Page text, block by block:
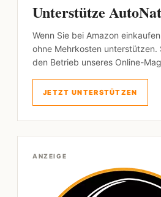
Unterstütze
Wenn Sie bei Amazon
ohne Mehrkosten unterstützen.
den Betrieb unseres Online-
JETZT UNTERSTÜTZEN
ANZEIGE